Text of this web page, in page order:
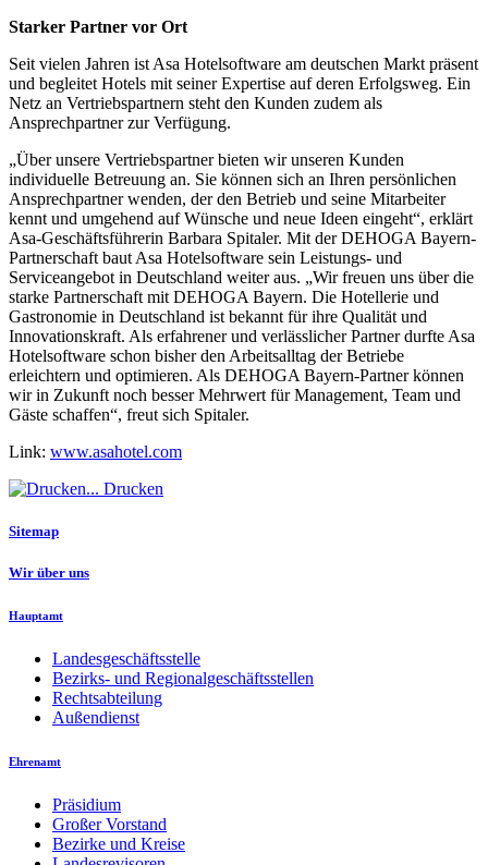
Starker Partner vor Ort
Seit vielen Jahren ist Asa Hotelsoftware am deutschen Markt präsent
und begleitet Hotels mit seiner Expertise auf deren Erfolgsweg. Ein
Netz an Vertriebspartnern steht den Kunden zudem als
Ansprechpartner zur Verfügung.
„Über unsere Vertriebspartner bieten wir unseren Kunden
individuelle Betreuung an. Sie können sich an Ihren persönlichen
Ansprechpartner wenden, der den Betrieb und seine Mitarbeiter
kennt und umgehend auf Wünsche und neue Ideen eingeht“, erklärt
Asa-Geschäftsführerin Barbara Spitaler. Mit der DEHOGA Bayern-
Partnerschaft baut Asa Hotelsoftware sein Leistungs- und
Serviceangebot in Deutschland weiter aus. „Wir freuen uns über die
starke Partnerschaft mit DEHOGA Bayern. Die Hotellerie und
Gastronomie in Deutschland ist bekannt für ihre Qualität und
Innovationskraft. Als erfahrener und verlässlicher Partner durfte Asa
Hotelsoftware schon bisher den Arbeitsalltag der Betriebe
erleichtern und optimieren. Als DEHOGA Bayern-Partner können
wir in Zukunft noch besser Mehrwert für Management, Team und
Gäste schaffen“, freut sich Spitaler.
Link: www.asahotel.com
Drucken
Sitemap
Wir über uns
Hauptamt
Landesgeschäftsstelle
Bezirks- und Regionalgeschäftsstellen
Rechtsabteilung
Außendienst
Ehrenamt
Präsidium
Großer Vorstand
Bezirke und Kreise